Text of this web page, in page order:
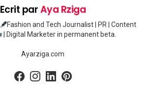
Ecrit parAya Rziga
Fashion and Tech Journalist | PR | Content
| Digital Marketer in permanent beta.
Ayarziga.com
facebookinstagram
linkedin